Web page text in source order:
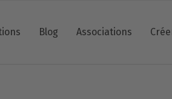
Blog Associations